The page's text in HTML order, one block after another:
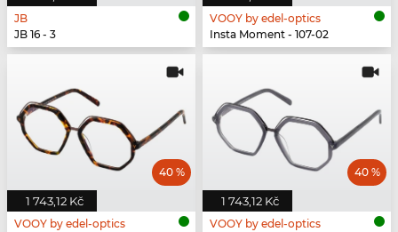
JB
JB 16 - 3
VOOY by edel-optics
Insta Moment - 107-02
1 743,12 Kč
40 %
VOOY by edel-optics
1 743,12 Kč
40 %
VOOY by edel-optics